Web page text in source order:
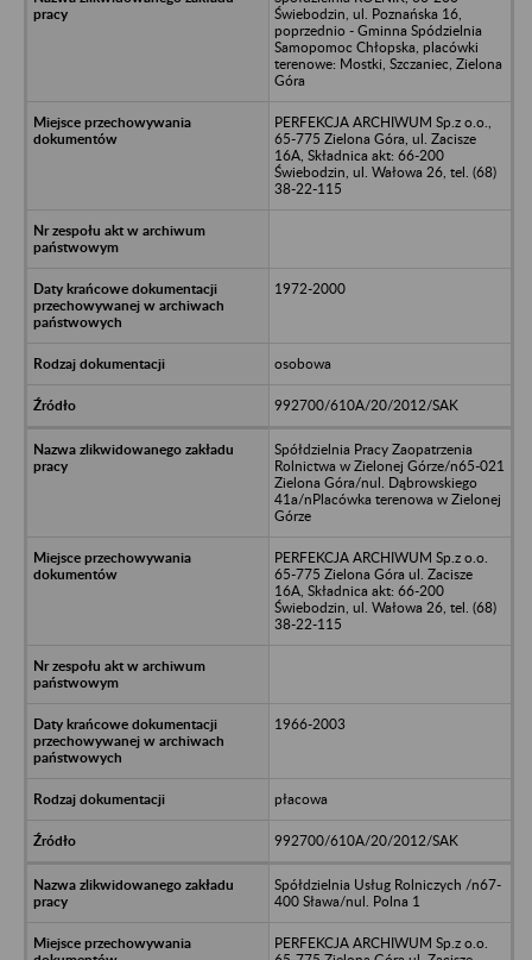
Świebodzin, ul. Poznańska 16,
poprzednio - Gminna Spódzielnia
Samopomoc Chłopska, placówki
terenowe: Mostki, Szczaniec, Zielona
Góra
PERFEKCJA ARCHIWUM Sp.z o.o.,
65-775 Zielona Góra, ul. Zacisze
16A, Składnica akt: 66-200
Świebodzin, ul. Wałowa 26, tel. (68)
38-22-115
1972-2000
osobowa
992700/610A/20/2012/SAK
Spółdzielnia Pracy Zaopatrzenia
Rolnictwa w Zielonej Górze/n65-021
Zielona Góra/nul. Dąbrowskiego
41a/nPlacówka terenowa w Zielonej
Górze
PERFEKCJA ARCHIWUM Sp.z o.o.
65-775 Zielona Góra ul. Zacisze
16A, Składnica akt: 66-200
Świebodzin, ul. Wałowa 26, tel. (68)
38-22-115
1966-2003
płacowa
992700/610A/20/2012/SAK
Spółdzielnia Usług Rolniczych /n67-
400 Sława/nul. Polna 1
PERFEKCJA ARCHIWUM Sp.z o.o.